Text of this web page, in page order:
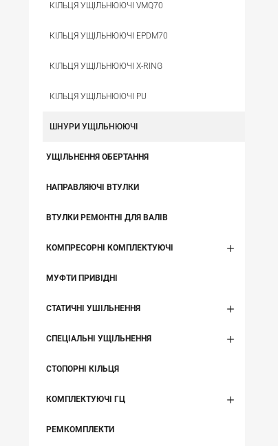
КІЛЬЦЯ УЩІЛЬНЮЮЧІ VMQ70
КІЛЬЦЯ УЩІЛЬНЮЮЧІ EPDM70
КІЛЬЦЯ УЩІЛЬНЮЮЧІ X-RING
КІЛЬЦЯ УЩІЛЬНЮЮЧІ PU
ШНУРИ УЩІЛЬНЮЮЧІ
УЩІЛЬНЕННЯ ОБЕРТАННЯ
НАПРАВЛЯЮЧІ ВТУЛКИ
ВТУЛКИ РЕМОНТНІ ДЛЯ ВАЛІВ
КОМПРЕСОРНІ КОМПЛЕКТУЮЧІ
МУФТИ ПРИВІДНІ
СТАТИЧНІ УШІЛЬНЕННЯ
СПЕЦІАЛЬНІ УЩІЛЬНЕННЯ
СТОПОРНІ КІЛЬЦЯ
КОМПЛЕКТУЮЧІ ГЦ
РЕМКОМПЛЕКТИ